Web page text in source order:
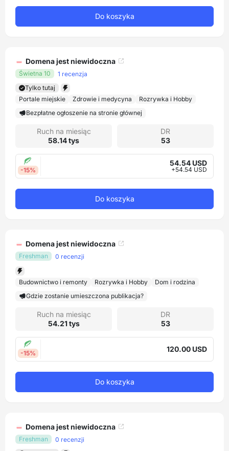
Do koszyka
Domena jest niewidoczna
Świetna 10
1 recenzja
Tylko tutaj
Portale miejskie
Zdrowie i medycyna
Rozrywka i Hobby
Bezpłatne ogłoszenie na stronie głównej
Ruch na miesiąc
58.14 tys
DR
53
-15%
54.54 USD
+54.54 USD
Do koszyka
Domena jest niewidoczna
Freshman 0 recenzji
Budownictwo i remonty Rozrywka i Hobby
Dom i rodzina
Gdzie zostanie umieszczona publikacja?
Ruch na miesiąc
54.21 tys
DR
53
-15% 120.00 USD
Do koszyka
Domena jest niewidoczna
Freshman
0 recenzji